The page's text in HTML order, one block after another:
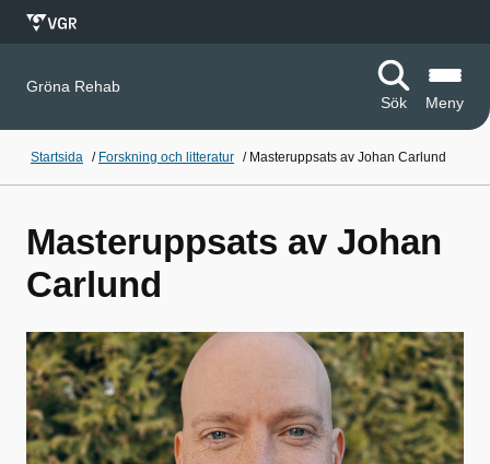
Gröna Rehab
Sök
Meny
Startsida / Forskning och litteratur / Masteruppsats av Johan Carlund
Masteruppsats av Johan
Carlund